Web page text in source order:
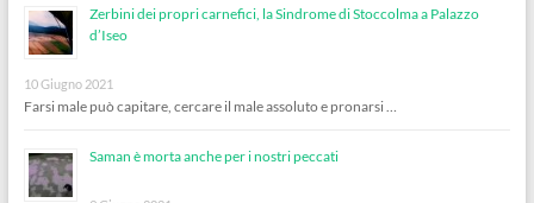
Zerbini dei propri carnefici, la Sindrome di Stoccolma a Palazzo
d’Iseo
10 Giugno 2021
Farsi male può capitare, cercare il male assoluto e pronarsi …
Saman è morta anche per i nostri peccati